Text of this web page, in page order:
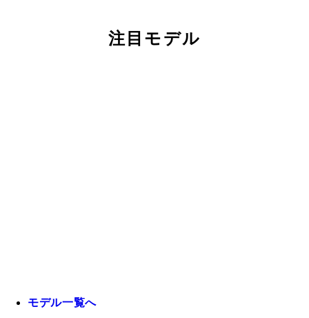
注目モデル
モデル一覧へ